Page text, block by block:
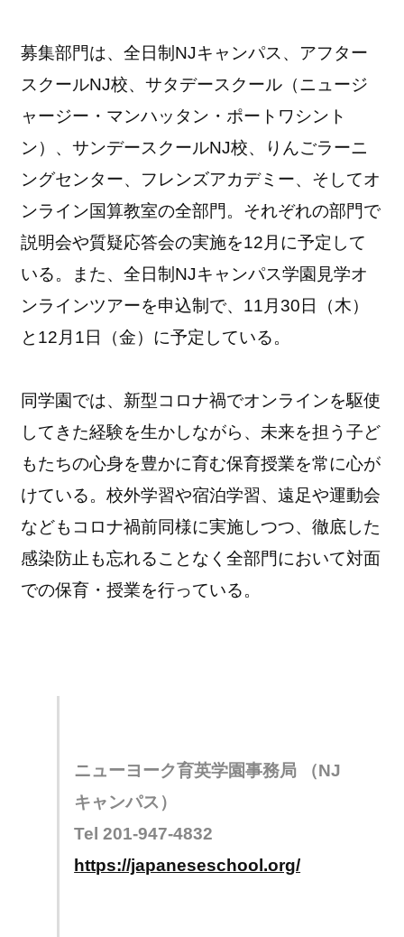
募集部門は、全日制NJキャンパス、アフター
スクールNJ校、サタデースクール（ニュージ
ャージー・マンハッタン・ポートワシント
ン）、サンデースクールNJ校、りんごラーニ
ングセンター、フレンズアカデミー、そしてオ
ンライン国算教室の全部門。それぞれの部門で
説明会や質疑応答会の実施を12月に予定して
いる。また、全日制NJキャンパス学園見学オ
ンラインツアーを申込制で、11月30日（木）
と12月1日（金）に予定している。
同学園では、新型コロナ禍でオンラインを駆使
してきた経験を生かしながら、未来を担う子ど
もたちの心身を豊かに育む保育授業を常に心が
けている。校外学習や宿泊学習、遠足や運動会
などもコロナ禍前同様に実施しつつ、徹底した
感染防止も忘れることなく全部門において対面
での保育・授業を行っている。
ニューヨーク育英学園事務局 （NJ
キャンパス）
Tel 201-947-4832
https://japaneseschool.org/